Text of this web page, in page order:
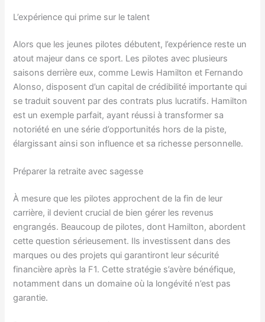
L’expérience qui prime sur le talent
Alors que les jeunes pilotes débutent, l’expérience reste un
atout majeur dans ce sport. Les pilotes avec plusieurs
saisons derrière eux, comme Lewis Hamilton et Fernando
Alonso, disposent d’un capital de crédibilité importante qui
se traduit souvent par des contrats plus lucratifs. Hamilton
est un exemple parfait, ayant réussi à transformer sa
notoriété en une série d’opportunités hors de la piste,
élargissant ainsi son influence et sa richesse personnelle.
Préparer la retraite avec sagesse
À mesure que les pilotes approchent de la fin de leur
carrière, il devient crucial de bien gérer les revenus
engrangés. Beaucoup de pilotes, dont Hamilton, abordent
cette question sérieusement. Ils investissent dans des
marques ou des projets qui garantiront leur sécurité
financière après la F1. Cette stratégie s’avère bénéfique,
notamment dans un domaine où la longévité n’est pas
garantie.